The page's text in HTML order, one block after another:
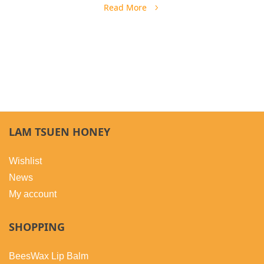
Read More
LAM TSUEN HONEY
Wishlist
News
My account
SHOPPING
BeesWax Lip Balm